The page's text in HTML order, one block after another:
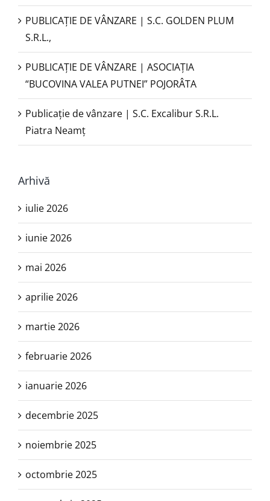
PUBLICAȚIE DE VÂNZARE | S.C. GOLDEN PLUM
S.R.L.,
PUBLICAŢIE DE VÂNZARE | ASOCIAȚIA
“BUCOVINA VALEA PUTNEI” POJORÂTA
Publicație de vânzare | S.C. Excalibur S.R.L.
Piatra Neamţ
Arhivă
iulie 2026
iunie 2026
mai 2026
aprilie 2026
martie 2026
februarie 2026
ianuarie 2026
decembrie 2025
noiembrie 2025
octombrie 2025